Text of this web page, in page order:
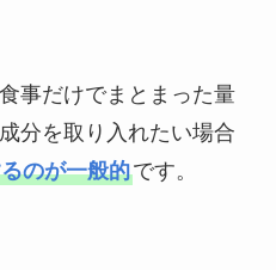
事だけでまとまった量
分を取り入れたい場合
のが一般的です。